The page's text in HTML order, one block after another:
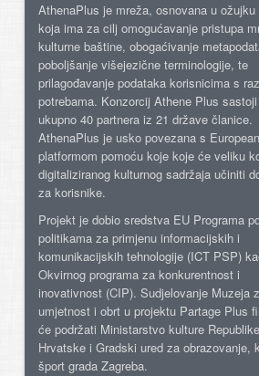
AthenaPlus je mreža, osnovana u ožujku
koja ima za cilj omogućavanje pristupa
kulturne baštine, obogaćivanje
poboljšanje višejezične terminologije, te
prilagođavanje podataka korisnicima s
potrebama. Konzorcij Athene Plus
ukupno 40 partnera iz 21 države članice.
AthenaPlus je usko povezana s
platformom pomoću koje koje će veliku
digitaliziranog kulturnog sadržaja učiniti
za korisnike.
Projekt je dobio sredstva EU Programa
politikama za primjenu informacijskih i
komunikacijskih tehnologije (ICT PSP)
Okvirnog programa za konkurentnost i
inovativnost (CIP). Sudjelovanje Muzeja
umjetnost i obrt u projektu Partage Plus
će podržati Ministarstvo kulture Republike
Hrvatske i Gradski ured za obrazovanje,
šport grada Zagreba.